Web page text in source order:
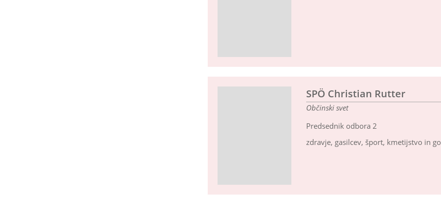
SPÖ Christian Rutter
Občinski svet
Predsednik odbora 2
zdravje, gasilcev, šport, kmetijstvo in